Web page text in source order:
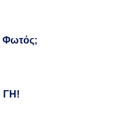
Φωτός;
ΓΗ!